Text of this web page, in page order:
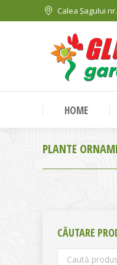
Calea Șagului
HOME
PLANTE
CĂUTARE